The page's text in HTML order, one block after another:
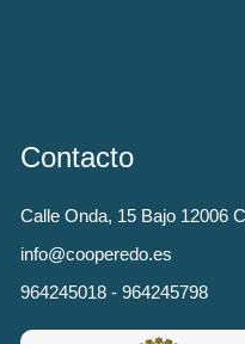
Contacto
Calle Onda, 15 Bajo 12006
info@cooperedo.es
964245018 - 964245798